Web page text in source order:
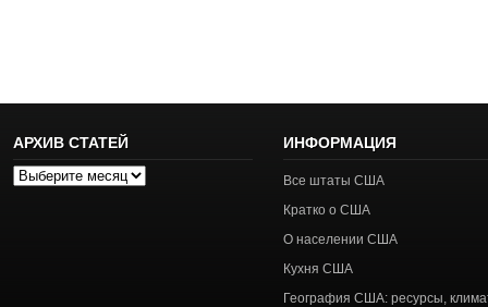
АРХИВ СТАТЕЙ
Архив
ИНФОРМАЦИЯ
Все штаты США
Кратко о США
О населении США
Кухня США
География США: ресурсы,